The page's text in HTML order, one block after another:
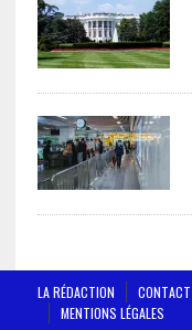
LA RÉDACTION CONTACT
MENTIONS LÉGALES